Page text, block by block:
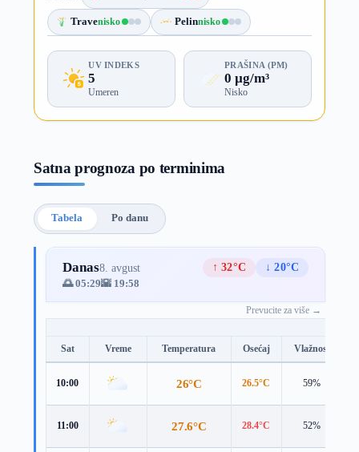
Travenisko Pelinnisko
UV INDEKS
5
Umeren
PRAŠINA (PM)
0 µg/m³
Nisko
Satna prognoza po terminima
Tabela Po danu
Danas8. avgust ↑ 32°C
↓ 20°C
🌅 05:29🌇 19:58
Prevucite za više →
Sat Vreme Temperatura Osećaj Vlažnost
10:00 26°C 26.5°C 59%
11:00 27.6°C 28.4°C 52%